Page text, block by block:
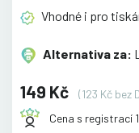
Vhodné i pro
Alternativa za:
149 Kč
(123 Kč bez
Cena s registrací